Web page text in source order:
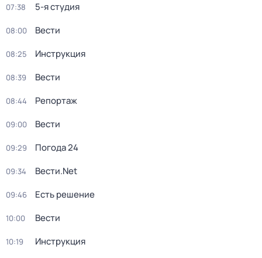
07:38 5-я студия
08:00 Вести
08:25 Инструкция
08:39 Вести
08:44 Репортаж
09:00 Вести
09:29 Погода 24
09:34 Вести.Net
09:46 Есть решение
10:00 Вести
10:19 Инструкция